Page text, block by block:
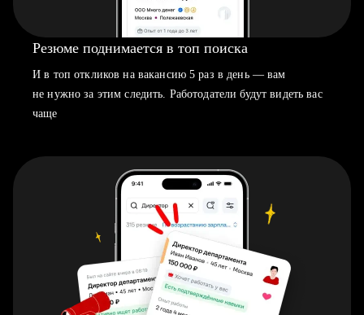
Резюме поднимается в топ поиска
И в топ откликов на вакансию 5 раз в день — вам
не нужно за этим следить. Работодатели будут видеть вас
чаще